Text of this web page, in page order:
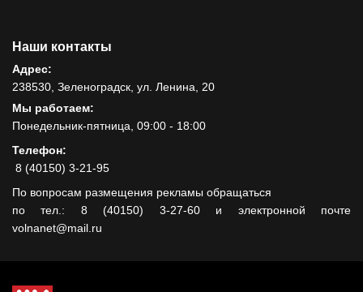
Наши контакты
Адрес:
238530, Зеленоградск, ул. Ленина, 20
Мы работаем:
Понедельник-пятница, 09:00 - 18:00
Телефон:
8 (40150) 3-21-95
По вопросам размещения рекламы обращаться
по тел.: 8 (40150) 3-27-60 и электронной почте
volnanet@mail.ru